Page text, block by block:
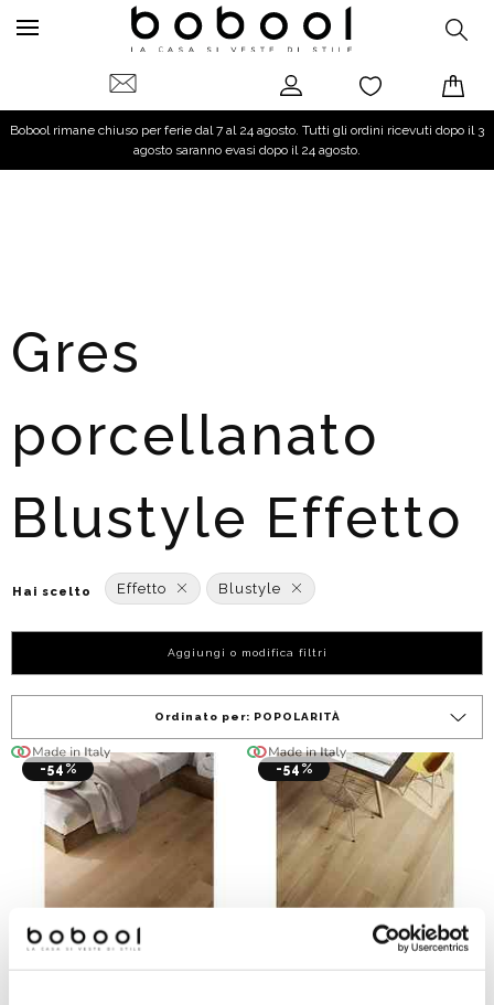
Bobool rimane chiuso per ferie dal 7 al 24 agosto. Tutti gli ordini ricevuti dopo il 3
agosto saranno evasi dopo il 24 agosto.
Gres
porcellanato
Blustyle Effetto
Hai scelto Effetto Blustyle
Aggiungi o modifica filtri
Ordinato per: POPOLARITÀ
-54% -54%